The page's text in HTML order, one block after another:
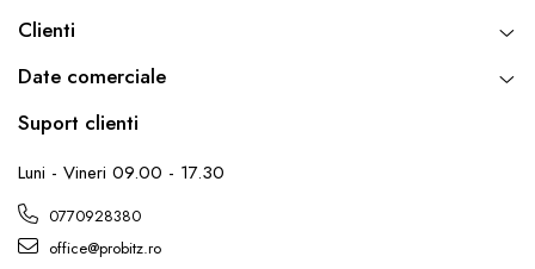
Clienti
Date comerciale
Suport clienti
Luni - Vineri 09.00 - 17.30
0770928380
office@probitz.ro